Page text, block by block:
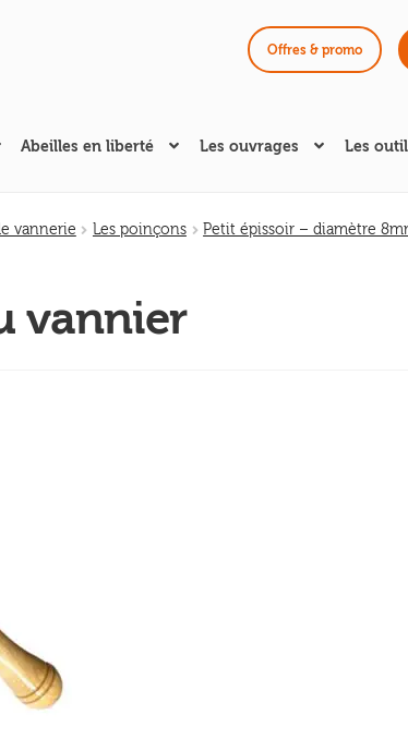
Offres & promo
Abeilles en liberté Les ouvrages Les
vannerie Les poinçons Petit épissoir – diamètre
vannier